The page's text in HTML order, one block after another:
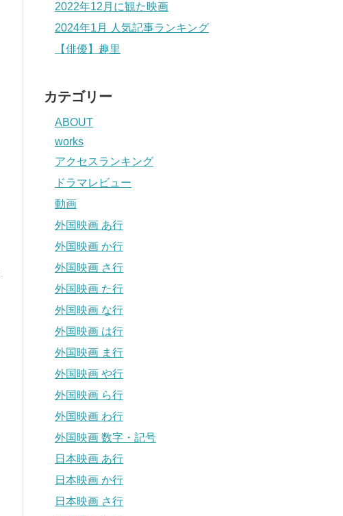
2022年12月に観た映画
2024年1月 人気記事ランキング
【俳優】趣里
カテゴリー
ABOUT
works
アクセスランキング
ドラマレビュー
動画
外国映画 あ行
外国映画 か行
外国映画 さ行
外国映画 た行
外国映画 な行
外国映画 は行
外国映画 ま行
外国映画 や行
外国映画 ら行
外国映画 わ行
外国映画 数字・記号
日本映画 あ行
日本映画 か行
日本映画 さ行